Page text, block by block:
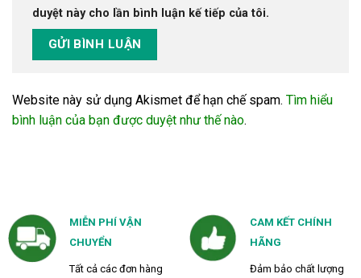
duyệt này cho lần bình luận kế tiếp của tôi.
Website này sử dụng Akismet để hạn chế spam. Tìm hiểu
bình luận của bạn được duyệt như thế nào.
MIỄN PHÍ VẬN
CHUYỂN
Tất cả các đơn hàng
CAM KẾT CHÍNH
HÃNG
Đảm bảo chất lượng